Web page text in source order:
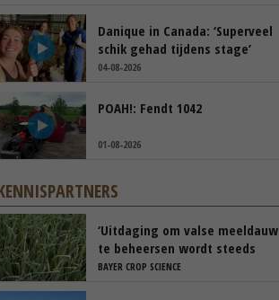
Danique in Canada: ‘Superveel
schik gehad tijdens stage’
04-08-2026
POAH!: Fendt 1042
01-08-2026
‘Uitdaging om valse meeldauw
te beheersen wordt steeds
groter’
BAYER CROP SCIENCE